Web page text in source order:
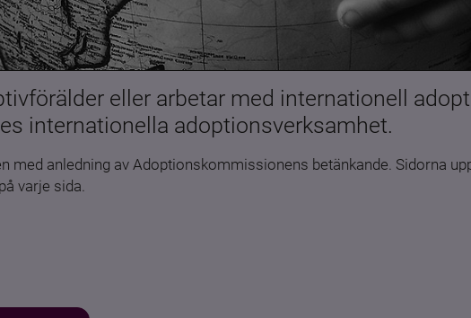
eller arbetar med internationell
internationella adoptionsverksamhet.
med anledning av Adoptionskommissionens betänkande. Sidorna
varje sida.